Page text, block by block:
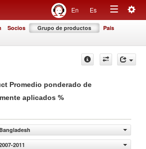
En Es
Toggle
Socios Grupo de productos País
Promedio ponderado de
aplicados %
2011